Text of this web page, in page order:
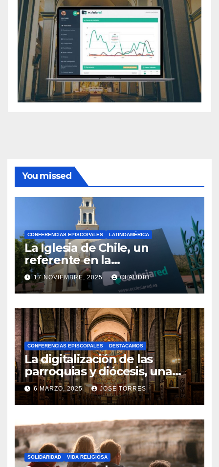
You missed
CONFERENCIAS EPISCOPALES LATINOAMÉRICA
La Iglesia de Chile, un
referente en la
transformación digital
gracias a Ecclesiared
17 NOVIEMBRE, 2025 CLAUDIO
N
O
H
A
Y
C
O
M
N
T
A
CONFERENCIAS EPISCOPALES DESTACAMOS
La digitalización de las
parroquias y diócesis, una
realidad ya para el futuro de
la Iglesia
6 MARZO, 2025 JOSE TORRES
N
O
H
A
Y
SOLIDARIDAD VIDA RELIGIOSA